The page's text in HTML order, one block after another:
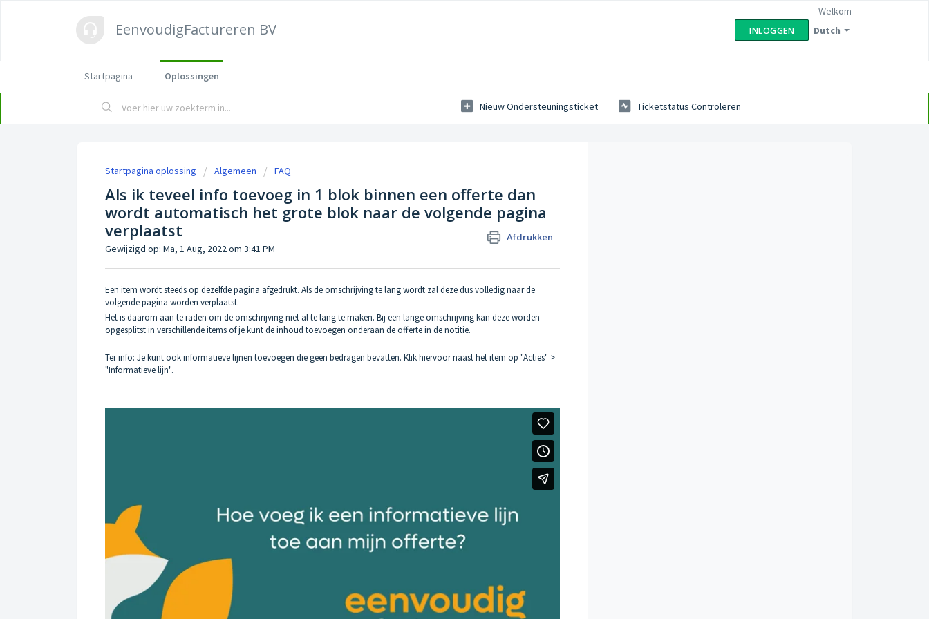
EenvoudigFactureren BV Dutch
Welkom
INLOGGEN
Startpagina Oplossingen
Nieuw Ondersteuningsticket Ticketstatus Controleren
Startpagina oplossing Algemeen FAQ
Als ik teveel info toevoeg in 1 blok binnen een offerte dan
wordt automatisch het grote blok naar de volgende pagina
verplaatst
Afdrukken
Gewijzigd op: Ma, 1 Aug, 2022 om 3:41 PM
Een item wordt steeds op dezelfde pagina afgedrukt. Als de omschrijving te lang wordt zal deze dus volledig naar de
volgende pagina worden verplaatst.
Het is daarom aan te raden om de omschrijving niet al te lang te maken. Bij een lange omschrijving kan deze worden
opgesplitst in verschillende items of je kunt de inhoud toevoegen onderaan de offerte in de notitie.
Ter info: Je kunt ook informatieve lijnen toevoegen die geen bedragen bevatten. Klik hiervoor naast het item op "Acties" >
"Informatieve lijn".